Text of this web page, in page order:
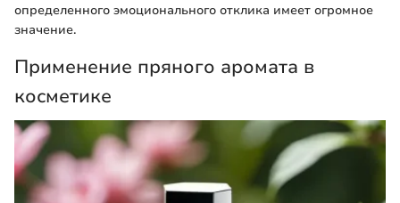
определенного эмоционального отклика имеет огромное
значение.
Применение пряного аромата в
косметике